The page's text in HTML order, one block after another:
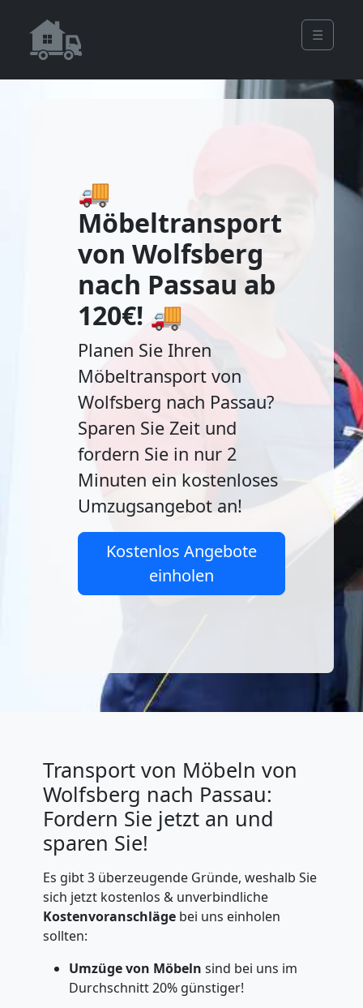
☰
🚚
Möbeltransport
von Wolfsberg
nach Passau ab
120€! 🚚
Planen Sie Ihren
Möbeltransport von
Wolfsberg nach Passau?
Sparen Sie Zeit und
fordern Sie in nur 2
Minuten ein kostenloses
Umzugsangebot an!
Kostenlos Angebote
einholen
Transport von Möbeln von
Wolfsberg nach Passau:
Fordern Sie jetzt an und
sparen Sie!
Es gibt 3 überzeugende Gründe, weshalb Sie
sich jetzt kostenlos & unverbindliche
Kostenvoranschlägebei uns einholen
sollten:
Umzüge von Möbeln sind bei uns im
Durchschnitt 20% günstiger!